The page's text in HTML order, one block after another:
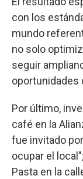
con los
mundo
no solo
seguir
oportunidades
Por último,
café en la
fue invitado
ocupar el
Pasta en la